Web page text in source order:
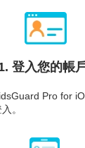
登入您的帳戶
Pro for
。